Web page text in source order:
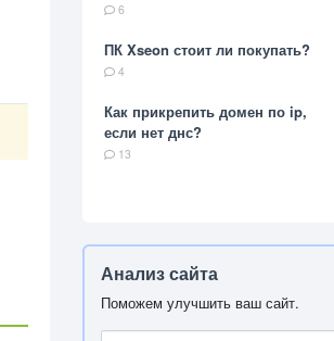
6
ПК Xseon стоит ли покупать?
4
Как прикрепить домен по ip,
если нет днс?
13
Анализ сайта
Поможем улучшить ваш сайт.